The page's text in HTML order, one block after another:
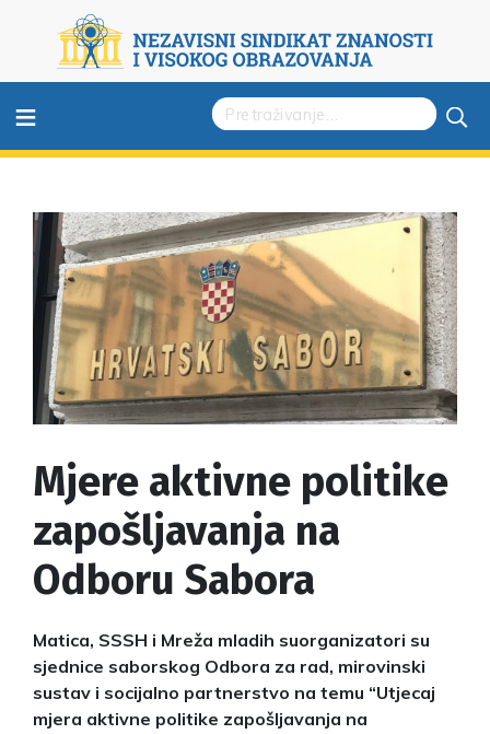
≡
Mjere aktivne politike
zapošljavanja na
Odboru Sabora
Matica, SSSH i Mreža mladih suorganizatori su
sjednice saborskog Odbora za rad, mirovinski
sustav i socijalno partnerstvo na temu “Utjecaj
mjera aktivne politike zapošljavanja na